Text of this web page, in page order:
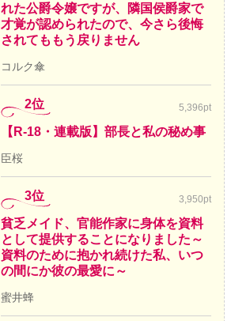
れた公爵令嬢ですが、隣国侯爵家で
才覚が認められたので、今さら後悔
されてももう戻りません
コルク傘
2位 5,396pt
【R-18・連載版】部長と私の秘め事
臣桜
3位 3,950pt
貧乏メイド、官能作家に身体を資料
として提供することになりました～
資料のために抱かれ続けた私、いつ
の間にか彼の最愛に～
蜜井蜂